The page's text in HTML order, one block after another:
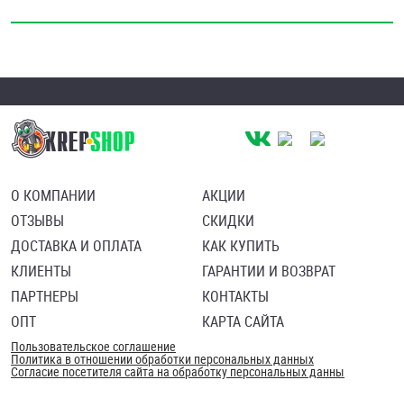
О КОМПАНИИ
ОТЗЫВЫ
ДОСТАВКА И ОПЛАТА
КЛИЕНТЫ
ПАРТНЕРЫ
ОПТ
АКЦИИ
СКИДКИ
КАК КУПИТЬ
ГАРАНТИИ И ВОЗВРАТ
КОНТАКТЫ
КАРТА САЙТА
Пользовательское соглашение
Политика в отношении обработки персональных данных
Согласие посетителя сайта на обработку персональных данны